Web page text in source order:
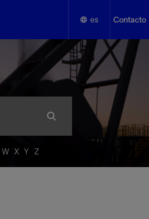
es
English
Español
Contacto
W X Y Z